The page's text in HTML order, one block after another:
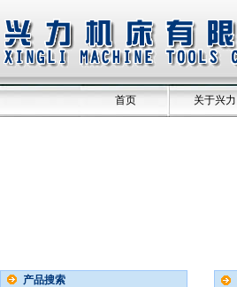
首页 关于兴力
产品搜索